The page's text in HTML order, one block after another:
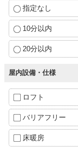
指定なし
10分以内
20分以内
屋内設備・仕様
ロフト
バリアフリー
床暖房